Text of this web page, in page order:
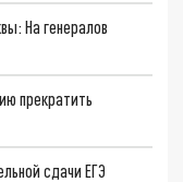
На генералов
прекратить
сдачи ЕГЭ